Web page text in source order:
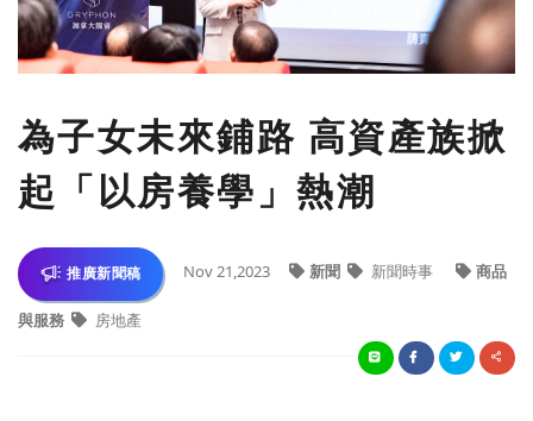
為子女未來鋪路 高資產族掀
起「以房養學」熱潮
推廣新聞稿 Nov 21,2023 新聞 新聞時事 商品
與服務 房地產